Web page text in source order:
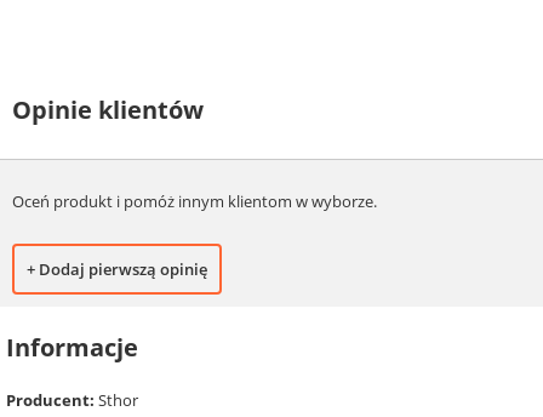
Opinie klientów
Oceń produkt i pomóż innym klientom w wyborze.
+ Dodaj pierwszą opinię
Informacje
Producent: Sthor